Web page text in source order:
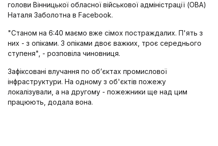
голови Вінницької обласної військової адміністрації (ОВА)
Наталя Заболотна в Facebook.
"Станом на 6:40 маємо вже сімох постраждалих. П'ять з
них - з опіками. З опіками двоє важких, троє середнього
ступеня", - розповіла чиновниця.
Зафіксовані влучання по обʼєктах промислової
інфраструктури. На одному з об'єктів пожежу
локалізували, а на другому - пожежники ще над цим
працюють, додала вона.